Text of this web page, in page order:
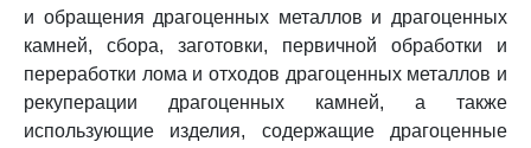
и обращения драгоценных металлов и драгоценных
камней, сбора, заготовки, первичной обработки и
переработки лома и отходов драгоценных металлов и
рекуперации драгоценных камней, а также
использующие изделия, содержащие драгоценные